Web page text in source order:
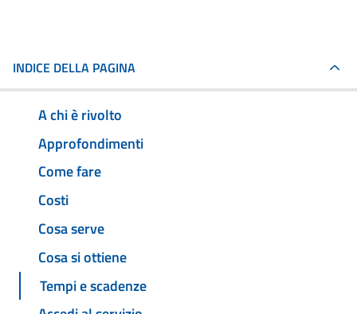
INDICE DELLA PAGINA
A chi è rivolto
Approfondimenti
Come fare
Costi
Cosa serve
Cosa si ottiene
Tempi e scadenze